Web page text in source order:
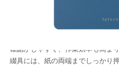
自立させることで、自宅や職場の
確認がしやすく、作業効率も高まり
綴具には、紙の両端までしっかり